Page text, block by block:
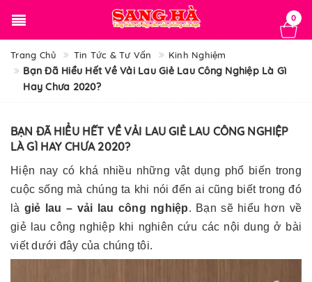
0
Trang Chủ Tin Tức & Tư Vấn Kinh Nghiệm
Bạn Đã Hiểu Hết Về Vải Lau Giẻ Lau Công Nghiệp Là Gì
Hay Chưa 2020?
BẠN ĐÃ HIỂU HẾT VỀ VẢI LAU GIẺ LAU CÔNG NGHIỆP
LÀ GÌ HAY CHƯA 2020?
Hiện nay có khá nhiều những vật dụng phổ biến trong
cuộc sống mà chúng ta khi nói đến ai cũng biết trong đó
là giẻ lau – vải lau công nghiệp. Bạn sẽ hiểu hơn về
giẻ lau công nghiệp khi nghiên cứu các nội dung ở bài
viết dưới đây của chúng tôi.